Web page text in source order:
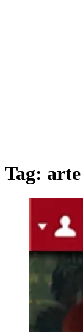
Tag: arte